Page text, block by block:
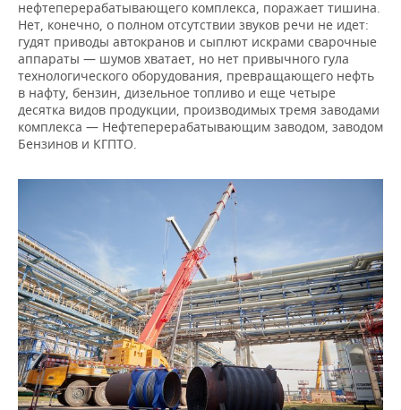
нефтеперерабатывающего комплекса, поражает тишина.
Нет, конечно, о полном отсутствии звуков речи не идет:
гудят приводы автокранов и сыплют искрами сварочные
аппараты — шумов хватает, но нет привычного гула
технологического оборудования, превращающего нефть
в нафту, бензин, дизельное топливо и еще четыре
десятка видов продукции, производимых тремя заводами
комплекса — Нефтеперерабатывающим заводом, заводом
Бензинов и КГПТО.